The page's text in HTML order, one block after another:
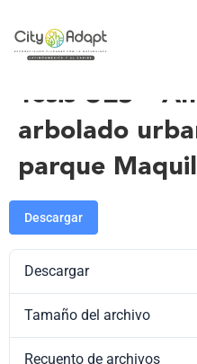
Tesis UES –
arbolado
parque
Descargar
Descargar
Tamaño del archivo
Recuento de archivos